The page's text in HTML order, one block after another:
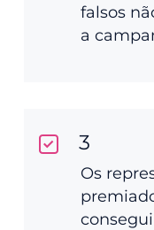
falsos
a
3
Os